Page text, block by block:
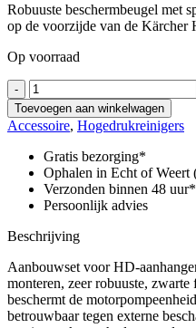
Robuuste beschermbeugel met
op de voorzijde van de Kärcher
Op voorraad
-
Aanbouwset
(ABS):
beschermbeugel
met
spatscherm
voorzijde
aantal
Toevoegen aan winkelwagen
Accessoire, Hogedrukreinigers
Gratis bezorging*
Ophalen in Echt of Weert
Verzonden binnen 48 uur*
Persoonlijk advies
Beschrijving
Aanbouwset voor HD-
monteren, zeer robuuste,
beschermt de
betrouwbaar tegen externe